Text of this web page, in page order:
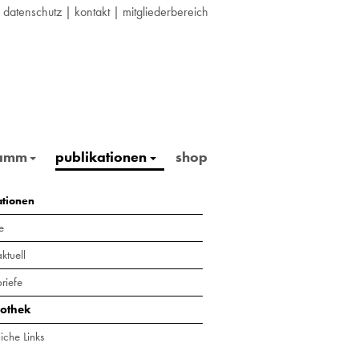
datenschutz | kontakt| mitgliederbereich
publikationen shop
Links